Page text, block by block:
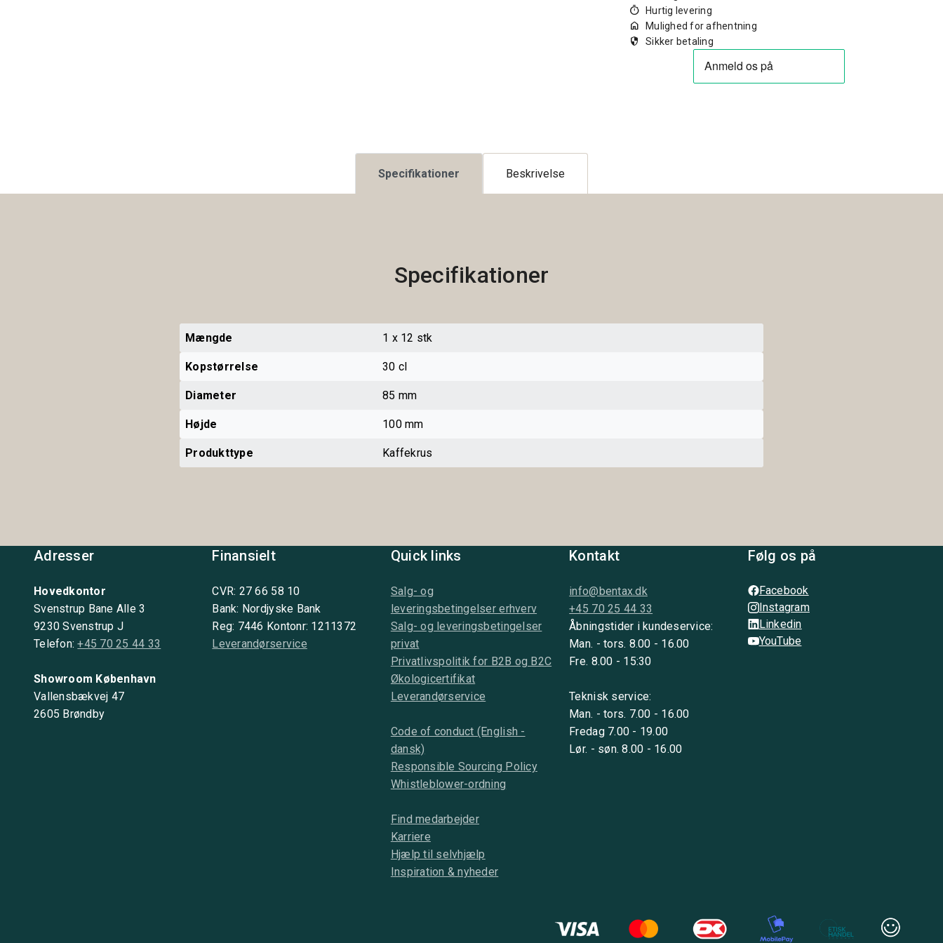
timer Hurtig levering
home Mulighed for afhentning
security Sikker betaling
Specifikationer Beskrivelse
Specifikationer
Mængde 1 x 12 stk
Kopstørrelse 30 cl
Diameter 85 mm
Højde 100 mm
Produkttype Kaffekrus
Adresser
Hovedkontor
Svenstrup Bane Alle 3
9230 Svenstrup J
Telefon:+45 70 25 44 33
Showroom København
Vallensbækvej 47
2605 Brøndby
Finansielt
CVR: 27 66 58 10
Bank: Nordjyske Bank
Reg: 7446 Kontonr: 1211372
Leverandørservice
Quick links
Salg- og
leveringsbetingelser erhverv
Salg- og leveringsbetingelser
privat
Privatlivspolitik for B2B og B2C
Økologicertifikat
Leverandørservice
Code of conduct (English -
dansk)
Responsible Sourcing Policy
Whistleblower-ordning
Find medarbejder
Karriere
Hjælp til selvhjælp
Inspiration & nyheder
Kontakt
info@bentax.dk
+45 70 25 44 33
Åbningstider i kundeservice:
Man. - tors. 8.00 - 16.00
Fre. 8.00 - 15:30
Teknisk service:
Man. - tors. 7.00 - 16.00
Fredag 7.00 - 19.00
Lør. - søn. 8.00 - 16.00
Følg os på
Facebook
Instagram
Linkedin
YouTube